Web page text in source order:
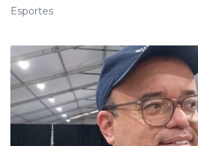
Esportes